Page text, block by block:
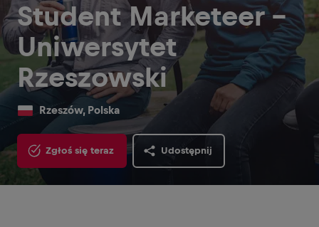
Student Marketeer -
Uniwersytet
Rzeszowski
Rzeszów, Polska
Zgłoś się teraz Udostępnij